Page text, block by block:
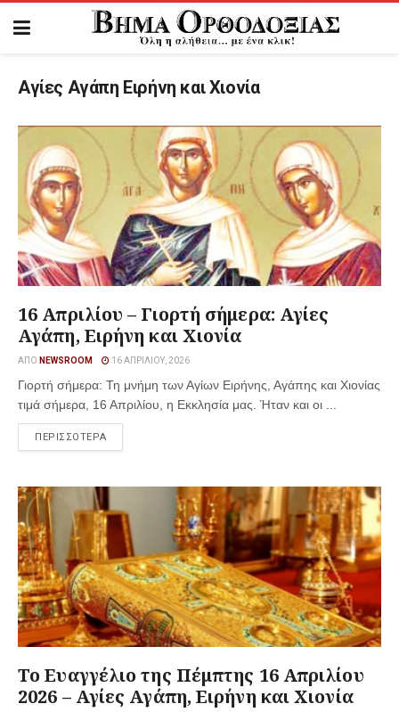
Αγίες Αγάπη Ειρήνη και Χιονία
16 Απριλίου – Γιορτή σήμερα: Αγίες
Αγάπη, Ειρήνη και Χιονία
ΑΠΌ NEWSROOM 16 ΑΠΡΙΛΊΟΥ, 2026
Γιορτή σήμερα: Τη μνήμη των Αγίων Ειρήνης, Αγάπης και Χιονίας
τιμά σήμερα, 16 Απριλίου, η Εκκλησία μας. Ήταν και οι ...
ΠΕΡΙΣΣΟΤΕΡΑ
Το Ευαγγέλιο της Πέμπτης 16 Απριλίου
2026 – Αγίες Αγάπη, Ειρήνη και Χιονία